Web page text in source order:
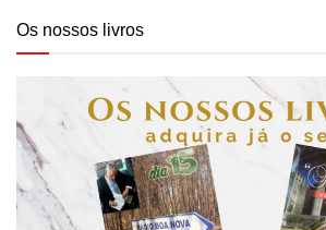
Os nossos livros